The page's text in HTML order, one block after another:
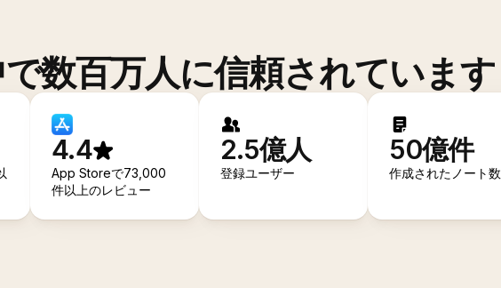
数百万人に信頼されています
4.4
App Storeで73,000
件以上のレビュー
2.5億人
登録ユーザー
50億件
作成されたノート数